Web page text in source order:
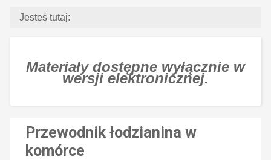
Jesteś tutaj:
Materiały dostępne wyłącznie w
wersji elektronicznej.
Przewodnik łodzianina w
komórce